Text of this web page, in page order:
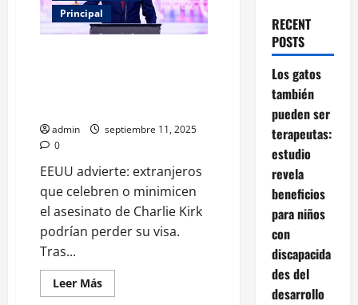
Principal
admin
septiembre 11, 2025
0
EEUU advierte: extranjeros
que celebren o minimicen
el asesinato de Charlie Kirk
podrían perder su visa.
Tras...
Leer MásLeer
más
RECENT
POSTS
Los gatos
también
pueden ser
terapeutas:
estudio
revela
beneficios
para niños
con
discapacida
des del
desarrollo